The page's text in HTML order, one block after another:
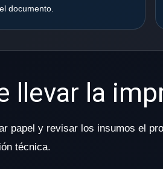
el documento.
llevar la
papel y revisar los insumos el
técnica.